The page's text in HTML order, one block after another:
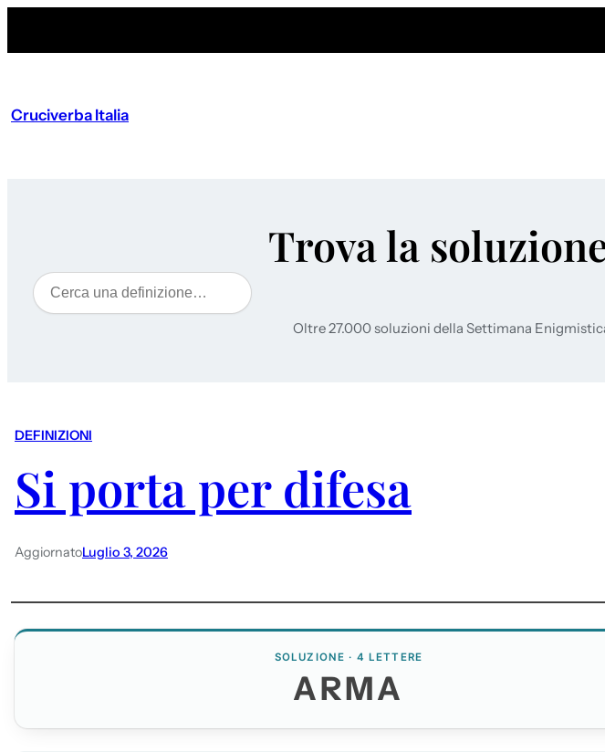
Cruciverba Italia
Trova la
Cerca
Oltre 27.000 soluzioni della Settimana
DEFINIZIONI
Si porta per difesa
AggiornatoLuglio 3, 2026
SOLUZIONE · 4 LETTERE
ARMA